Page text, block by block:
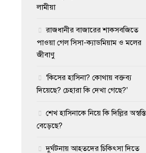
লামীয়া
রাজধানীর বাজারের শাকসবজিতে
পাওয়া গেল সিসা-ক্যাডমিয়াম ও মলের
জীবাণু
‘কিসের হাসিনা? কোথায় বক্তব্য
দিয়েছে? চেহারা কি দেখা গেছে?’
শেখ হাসিনাকে নিয়ে কি দিল্লির অস্বস্তি
বেড়েছে?
দুর্ঘটনায় আহতদের চিকিৎসা দিতে